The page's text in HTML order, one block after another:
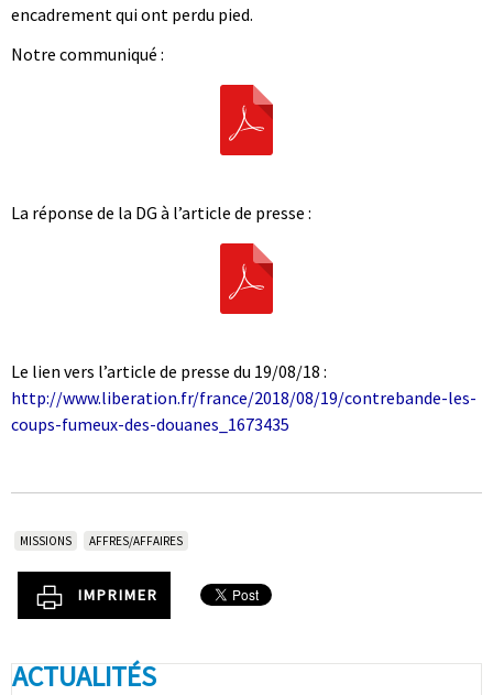
encadrement qui ont perdu pied.
Notre communiqué :
La réponse de la DG à l’article de presse :
Le lien vers l’article de presse du 19/08/18 :
http://www.liberation.fr/france/2018/08/19/contrebande-les-
coups-fumeux-des-douanes_1673435
MISSIONS AFFRES/AFFAIRES
IMPRIMER
ACTUALITÉS